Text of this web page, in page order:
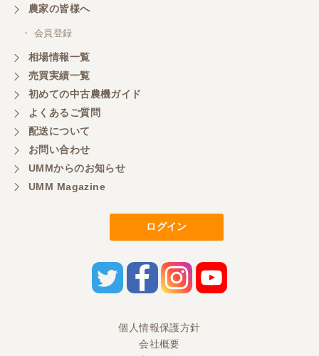
素早く丁寧にされる社長さんです。また欲しい物が
福岡県／マエカワ
ずーーと欲しかった 色彩選別機を買うことができ
ました。しかも、未使用の状態です。 当方の価格に
す。 直売用の米の販売促進に弾みをつけることがで
きます。 本当にありがとうございました。 また、ご
話連絡。こちらでも出品してて、尚且つこちらのほ
うが安く、さらに値引き、配送の手配までして頂き
ました。至れり尽くせりでした。ZP45Ⅼですが、発
てますが、うちやったら一通り整備して80万ぐらい
は欲しいなと言うてました。この機種は、故障が少
ないみたいで、状態にもよりますが50万前後なら、
農家の皆様へ
・ 会員登録
相場情報一覧
売買実績一覧
初めての中古農機ガイド
よくあるご質問
配送について
お問い合わせ
UMMからのお知らせ
UMM Magazine
ログイン
個人情報保護方針
会社概要